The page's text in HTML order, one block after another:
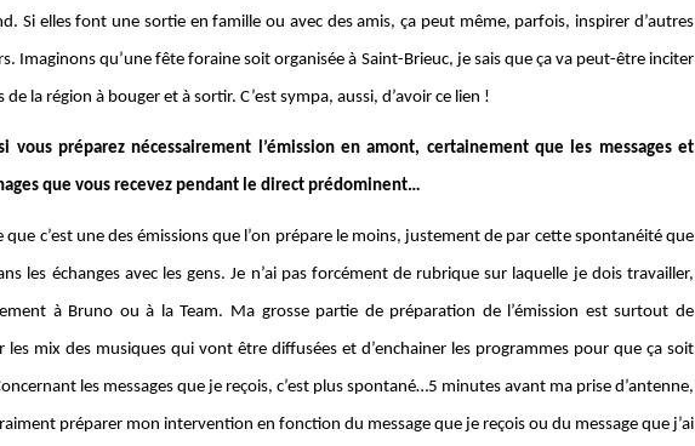
Si elles font une sortie en famille ou avec des amis, ça peut même, parfois, inspirer d’autres
Imaginons qu’une fête foraine soit organisée à Saint-Brieuc, je sais que ça va peut-être inciter
de la région à bouger et à sortir. C’est sympa, aussi, d’avoir ce lien !
vous préparez nécessairement l’émission en amont, certainement que les messages et
que vous recevez pendant le direct prédominent…
que c’est une des émissions que l’on prépare le moins, justement de par cette spontanéité que
les échanges avec les gens. Je n’ai pas forcément de rubrique sur laquelle je dois travailler,
à Bruno ou à la Team. Ma grosse partie de préparation de l’émission est surtout de
les mix des musiques qui vont être diffusées et d’enchainer les programmes pour que ça soit
les messages que je reçois, c’est plus spontané…5 minutes avant ma prise d’antenne,
préparer mon intervention en fonction du message que je reçois ou du message que j’ai